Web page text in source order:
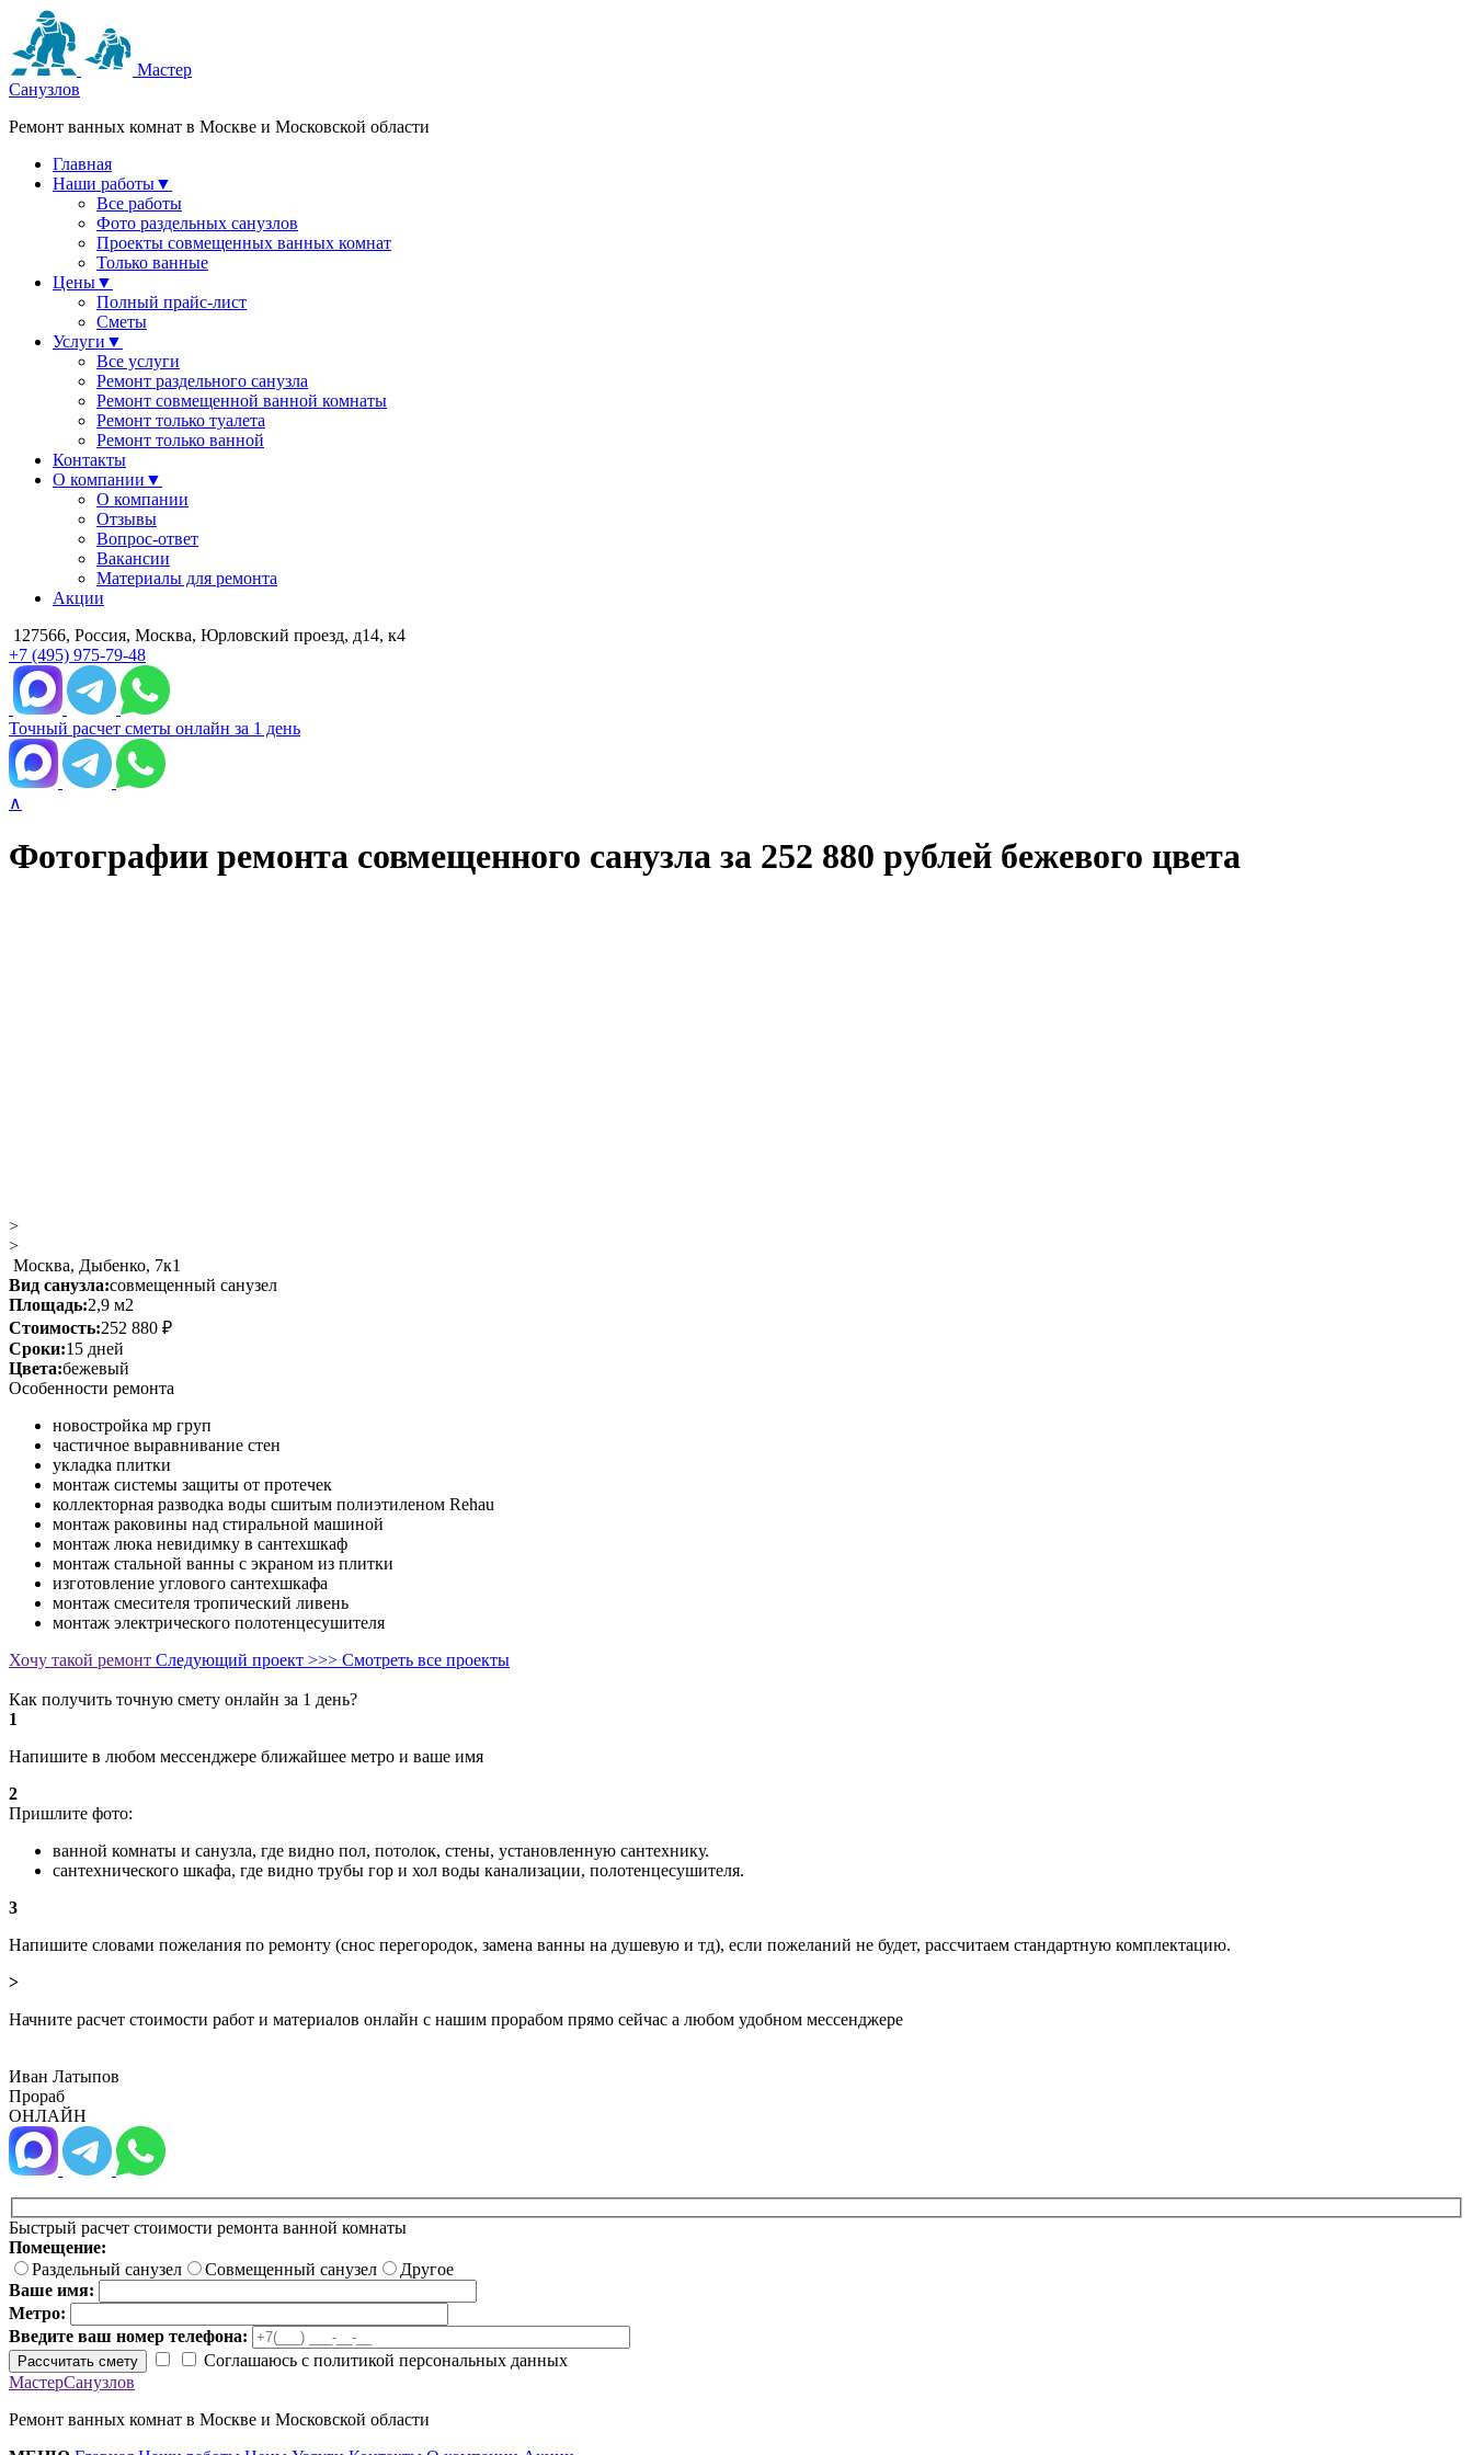
Мастер
Санузлов
Ремонт ванных комнат в Москве и Московской области
Главная
Наши работы▼
Все работы
Фото раздельных санузлов
Проекты совмещенных ванных комнат
Только ванные
Цены▼
Полный прайс-лист
Сметы
Услуги ▼
Все услуги
Ремонт раздельного санузла
Ремонт совмещенной ванной комнаты
Ремонт только туалета
Ремонт только ванной
Контакты
О компании ▼
О компании
Отзывы
Вопрос-ответ
Вакансии
Материалы для ремонта
Акции
127566, Россия, Москва, Юрловский проезд, д14, к4
+7 (495) 975-79-48
Точный расчет сметы онлайн за 1 день
∧
Фотографии ремонта совмещенного санузла за 252 880 рублей бежевого цвета
>
>
Москва, Дыбенко, 7к1
Вид санузла:совмещенный санузел
Площадь:2,9 м2
Стоимость:252 880 ₽
Сроки:15 дней
Цвета:бежевый
Особенности ремонта
новостройка мр груп
частичное выравнивание стен
укладка плитки
монтаж системы защиты от протечек
коллекторная разводка воды сшитым полиэтиленом Rehau
монтаж раковины над стиральной машиной
монтаж люка невидимку в сантехшкаф
монтаж стальной ванны с экраном из плитки
изготовление углового сантехшкафа
монтаж смесителя тропический ливень
монтаж электрического полотенцесушителя
Хочу такой ремонт Следующий проект >>> Смотреть все проекты
Как получить точную смету онлайн за 1 день?
1
Напишите в любом мессенджере ближайшее метро и ваше имя
2
Пришлите фото:
ванной комнаты и санузла, где видно пол, потолок, стены, установленную сантехнику.
сантехнического шкафа, где видно трубы гор и хол воды канализации, полотенцесушителя.
3
Напишите словами пожелания по ремонту (снос перегородок, замена ванны на душевую и тд), если пожеланий не будет, рассчитаем стандартную комплектацию.
>
Начните расчет стоимости работ и материалов онлайн с нашим прорабом прямо сейчас а любом удобном мессенджере
Иван Латыпов
Прораб
ОНЛАЙН
Быстрый расчет стоимости ремонта ванной комнаты
Помещение:
Раздельный санузел
Совмещенный санузел
Другое
Ваше имя:
Метро:
Введите ваш номер телефона:
Рассчитать смету
Соглашаюсь с политикой персональных данных
МастерСанузлов
Ремонт ванных комнат в Москве и Московской области